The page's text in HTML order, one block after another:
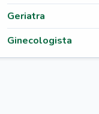
Geriatra
Ginecologista